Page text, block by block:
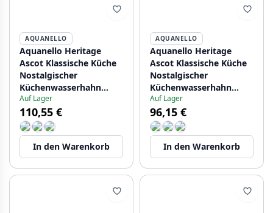
AQUANELLO
Aquanello Heritage
Ascot Klassische Küche
Nostalgischer
Küchenwasserhahn
Bronze BN-4004-HA
Auf Lager
110,55 €
In den Warenkorb
AQUANELLO
Aquanello Heritage
Ascot Klassische Küche
Nostalgischer
Küchenwasserhahn
Chrom CR-4004-HA
Auf Lager
96,15 €
In den Warenkorb